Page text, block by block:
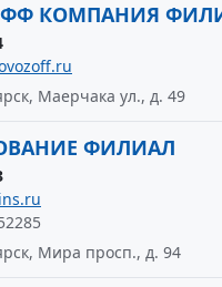
КОМПАНИЯ
Маерчака ул., д. 49
ФИЛИАЛ
Мира просп., д. 94